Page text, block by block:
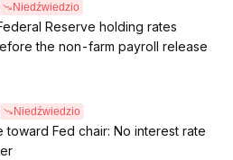
Niedźwiedzio
Reserve holding rates
the non-farm payroll release
Niedźwiedzio
toward Fed chair: No interest rate